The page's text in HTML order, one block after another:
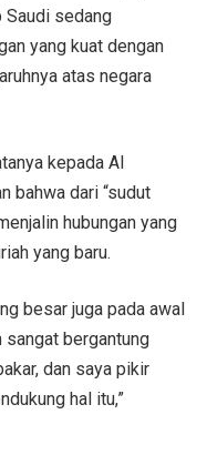
Saudi sedang
yang kuat dengan
atas negara
kepada Al
bahwa dari “sudut
hubungan yang
yang baru.
besar juga pada awal
bergantung
dan saya pikir
hal itu,”